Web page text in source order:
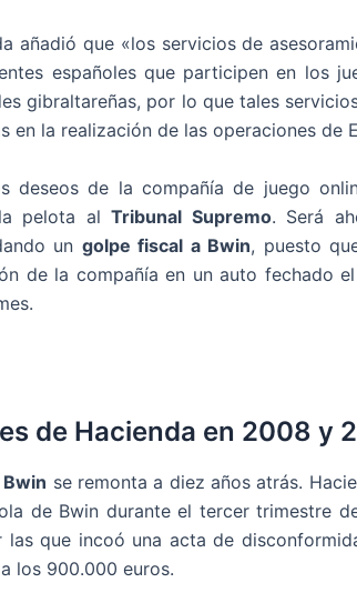
añadió que «los servicios de
españoles que participen en los
gibraltareñas, por lo que tales
en la realización de las operaciones de
deseos de la compañía de juego
la pelota alTribunal Supremo. Será
un golpe fiscal a Bwin, puesto
de la compañía en un auto fechado
de Hacienda en 2008 y
se remonta a diez años atrás.
de Bwin durante el tercer trimestre
las que incoó una acta de
los 900.000 euros.